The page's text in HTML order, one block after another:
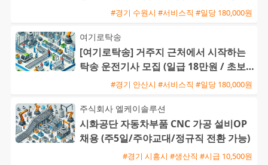
#경기 수원시 #서비스직 #일당 180,000원
여기로탁송
[여기로탁송] 거주지 근처에서 시작하는
탁송 운전기사 모집 (일급 18만원 / 초보
및 외국인 가능)
#경기 안산시 #서비스직 #일당 180,000원
주식회사 엘케이솔루션
시화공단 자동차부품 CNC 가공 설비OP
채용 (주5일/주야교대/정규직 전환 가능)
#경기 시흥시 #생산직 #시급 10,500원